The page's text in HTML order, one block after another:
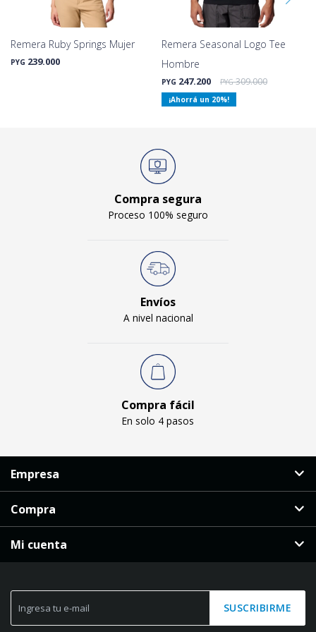
Remera Ruby Springs Mujer
PYG 239.000
Remera Seasonal Logo Tee
Hombre
PYG 247.200 PYG 309.000
20
Compra segura
Proceso 100% seguro
Envíos
A nivel nacional
Compra fácil
En solo 4 pasos
SUSCRIBIRME
Empresa
Compra
Mi cuenta